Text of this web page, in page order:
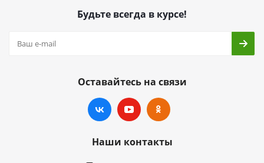
Будьте всегда в курсе!
Оставайтесь на связи
Наши контакты